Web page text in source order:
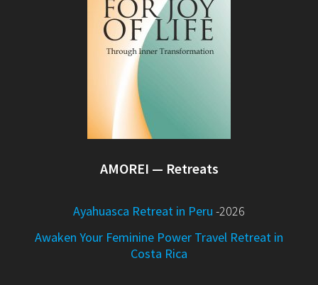
AMOREI — Retreats
Ayahuasca Retreat in Peru -2026
Awaken Your Feminine Power Travel Retreat in
Costa Rica